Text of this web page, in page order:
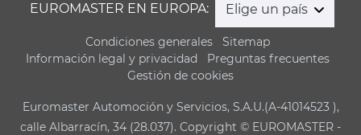
EUROMASTER EN EUROPA: Elige un país
Condiciones generales
Sitemap
Información legal y privacidad
Preguntas frecuentes
Gestión de cookies
Euromaster Automoción y Servicios, S.A.U.(A-41014523 ),
calle Albarracín, 34 (28.037). Copyright © EUROMASTER -